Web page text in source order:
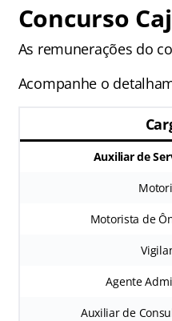
Concurso
As remunerações do
Acompanhe o
Auxiliar de
Motorista de
Agente
Auxiliar de